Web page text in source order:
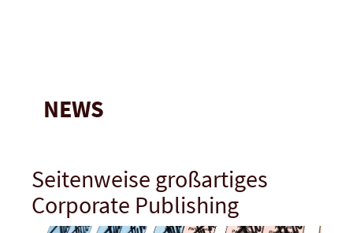
NEWS
Seitenweise großartiges
Corporate Publishing